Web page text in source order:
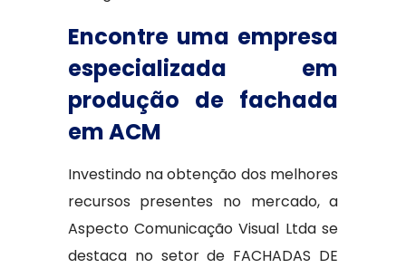
Encontre uma empresa
especializada em
produção de fachada
em ACM
Investindo na obtenção dos melhores
recursos presentes no mercado, a
Aspecto Comunicação Visual Ltda se
destaca no setor de FACHADAS DE